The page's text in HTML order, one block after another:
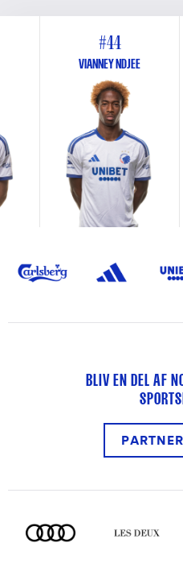
#44
VIANNEY NDJEE
BLIV EN DEL AF